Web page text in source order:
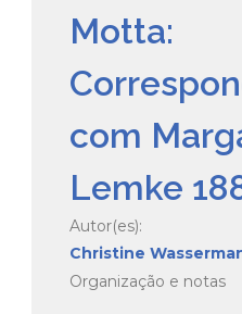
Motta:
com
Lemke
Autor(es):
Christine
Organização e notas